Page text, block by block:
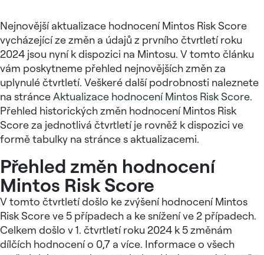
Nejnovější aktualizace hodnocení Mintos Risk Score
vycházející ze změn a údajů z prvního čtvrtletí roku
2024 jsou nyní k dispozici na Mintosu. V tomto článku
vám poskytneme přehled nejnovějších změn za
uplynulé čtvrtletí. Veškeré další podrobnosti naleznete
na stránceAktualizace hodnocení Mintos Risk Score.
Přehled historických změn hodnocení Mintos Risk
Score za jednotlivá čtvrtletí je rovněž k dispozici ve
formě tabulky na stránce s aktualizacemi.
Přehled změn hodnocení
Mintos Risk Score
V tomto čtvrtletí došlo ke zvýšení hodnocení Mintos
Risk Score ve 5 případech a ke snížení ve 2 případech.
Celkem došlo v 1. čtvrtletí roku 2024 k 5 změnám
dílčích hodnocení o 0,7 a více. Informace o všech